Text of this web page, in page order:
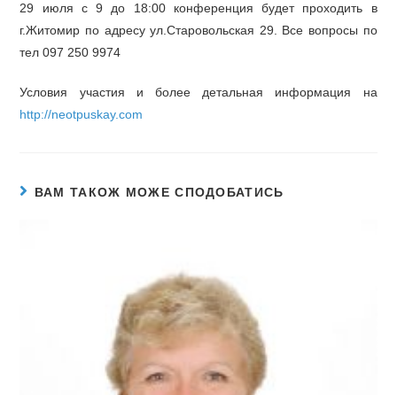
29 июля с 9 до 18:00 конференция будет проходить в
г.Житомир по адресу ул.Старовольская 29. Все вопросы по
тел 097 250 9974
Условия участия и более детальная информация на
http://neotpuskay.com
ВАМ ТАКОЖ МОЖЕ СПОДОБАТИСЬ